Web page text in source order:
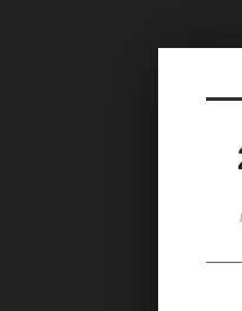
스케치북5
스케치북5